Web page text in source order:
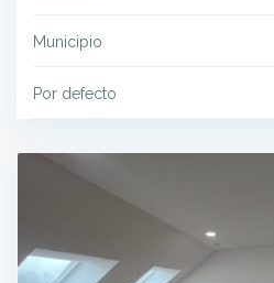
Municipio
Por defecto